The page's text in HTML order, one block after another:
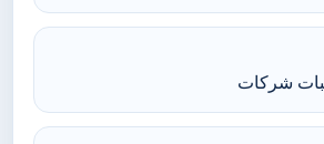
شركات